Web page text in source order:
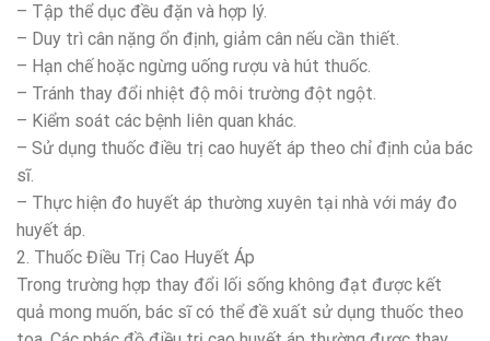
– Tập thể dục đều đặn và hợp lý.
– Duy trì cân nặng ổn định, giảm cân nếu cần thiết.
– Hạn chế hoặc ngừng uống rượu và hút thuốc.
– Tránh thay đổi nhiệt độ môi trường đột ngột.
– Kiểm soát các bệnh liên quan khác.
– Sử dụng thuốc điều trị cao huyết áp theo chỉ định của bác
sĩ.
– Thực hiện đo huyết áp thường xuyên tại nhà với máy đo
huyết áp.
2. Thuốc Điều Trị Cao Huyết Áp
Trong trường hợp thay đổi lối sống không đạt được kết
quả mong muốn, bác sĩ có thể đề xuất sử dụng thuốc theo